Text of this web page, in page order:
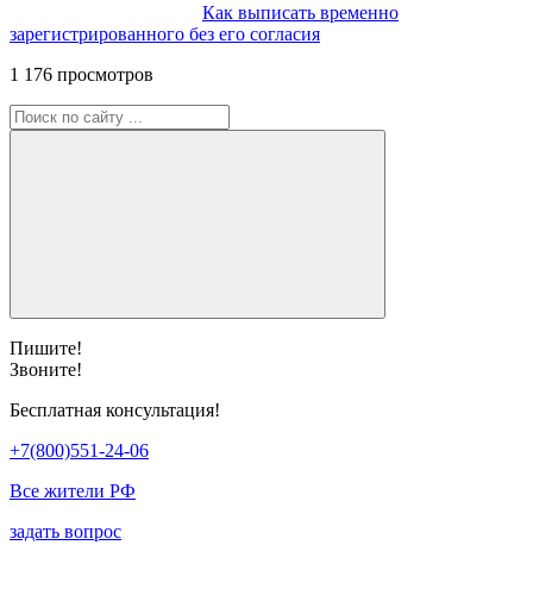
Как выписать временно
зарегистрированного без его согласия
1 176 просмотров
Пишите!
Звоните!
Бесплатная консультация!
+7(800)551-24-06
Все жители РФ
задать вопрос